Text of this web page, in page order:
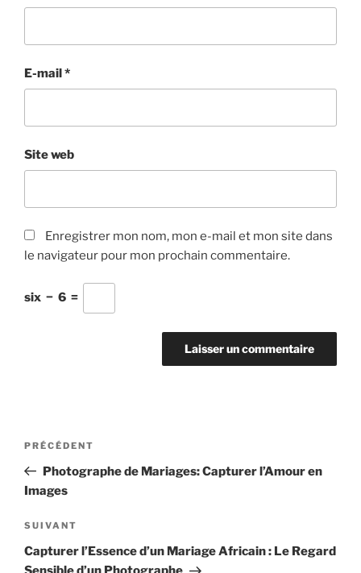
E-mail*
Site web
Enregistrer mon nom, mon e-mail et mon site dans
le navigateur pour mon prochain commentaire.
six − 6 =
Navigation
l’article
Article
précédent
PRÉCÉDENT
Photographe de Mariages: Capturer l’Amour en
Images
Article
suivant
SUIVANT
Capturer l’Essence d’un Mariage Africain : Le Regard